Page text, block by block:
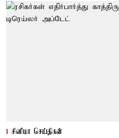
சினிமா செய்திகள்